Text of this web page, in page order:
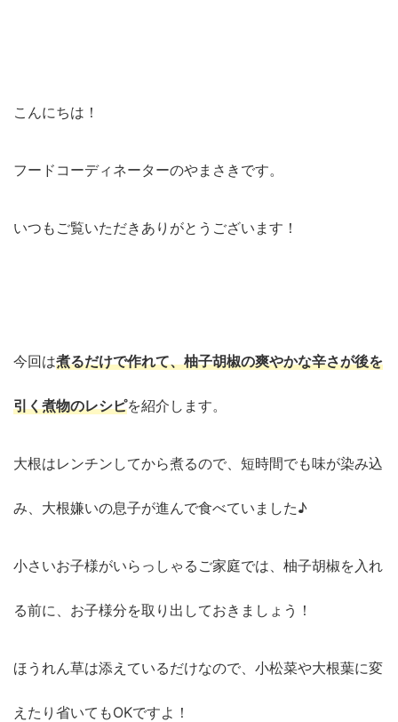
こんにちは！
フードコーディネーターのやまさきです。
いつもご覧いただきありがとうございます！
今回は煮るだけで作れて、柚子胡椒の爽やかな辛さが後を
引く煮物のレシピを紹介します。
大根はレンチンしてから煮るので、短時間でも味が染み込
み、大根嫌いの息子が進んで食べていました♪
小さいお子様がいらっしゃるご家庭では、柚子胡椒を入れ
る前に、お子様分を取り出しておきましょう！
ほうれん草は添えているだけなので、小松菜や大根葉に変
えたり省いてもOKですよ！